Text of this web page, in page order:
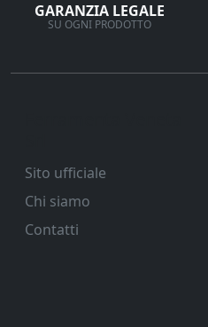
GARANZIA LEGALE
SU OGNI PRODOTTO
Sito ufficiale
Chi siamo
Contatti